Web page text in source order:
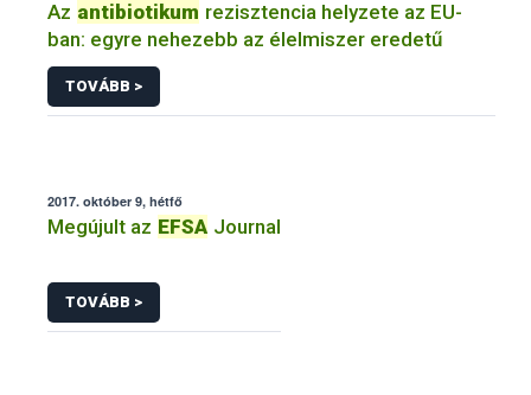
Az antibiotikum rezisztencia helyzete az EU-
ban: egyre nehezebb az élelmiszer eredetű
TOVÁBB >
2017. október 9, hétfő
Megújult az EFSA Journal
TOVÁBB >